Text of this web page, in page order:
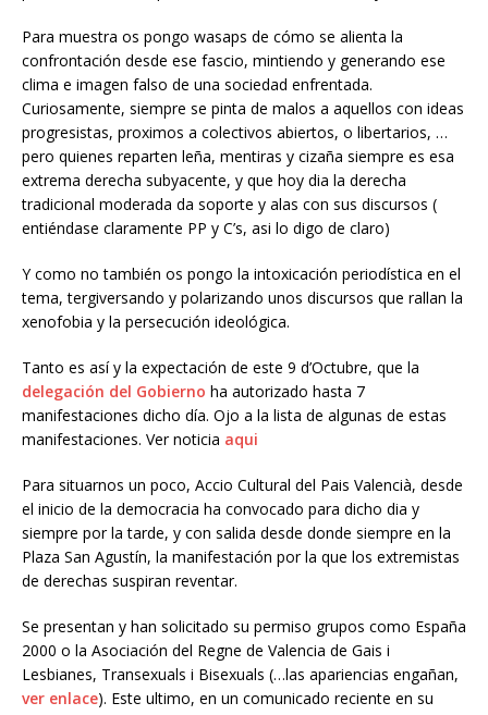
Para muestra os pongo wasaps de cómo se alienta la
confrontación desde ese fascio, mintiendo y generando ese
clima e imagen falso de una sociedad enfrentada.
Curiosamente, siempre se pinta de malos a aquellos con ideas
progresistas, proximos a colectivos abiertos, o libertarios, …
pero quienes reparten leña, mentiras y cizaña siempre es esa
extrema derecha subyacente, y que hoy dia la derecha
tradicional moderada da soporte y alas con sus discursos (
entiéndase claramente PP y C’s, asi lo digo de claro)
Y como no también os pongo la intoxicación periodística en el
tema, tergiversando y polarizando unos discursos que rallan la
xenofobia y la persecución ideológica.
Tanto es así y la expectación de este 9 d’Octubre, que la
delegación del Gobierno ha autorizado hasta 7
manifestaciones dicho día. Ojo a la lista de algunas de estas
manifestaciones. Ver noticia aqui
Para situarnos un poco, Accio Cultural del Pais Valencià, desde
el inicio de la democracia ha convocado para dicho dia y
siempre por la tarde, y con salida desde donde siempre en la
Plaza San Agustín, la manifestación por la que los extremistas
de derechas suspiran reventar.
Se presentan y han solicitado su permiso grupos como España
2000 o la Asociación del Regne de Valencia de Gais i
Lesbianes, Transexuals i Bisexuals (…las apariencias engañan,
ver enlace). Este ultimo, en un comunicado reciente en su